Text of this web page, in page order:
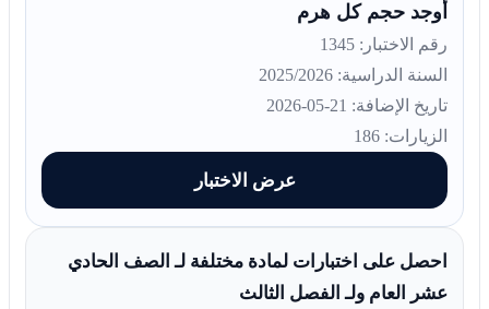
أوجد حجم كل هرم
رقم الاختبار: 1345
السنة الدراسية: 2025/2026
تاريخ الإضافة: 21-05-2026
الزيارات: 186
عرض الاختبار
احصل على اختبارات لمادة مختلفة لـ الصف الحادي
عشر العام ولـ الفصل الثالث